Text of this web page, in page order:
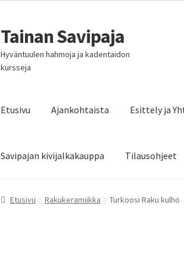
Siirry
navigointiin
Siirry
sisältöön
Tainan Savipaja
Hyväntuulen hahmoja ja kadentaidon
kursseja
Etusivu Ajankohtaista Esittely ja
Savipajan kivijalkakauppa Tilausohjeet
Etusivu Rakukeramiikka Turkoosi Raku kulho